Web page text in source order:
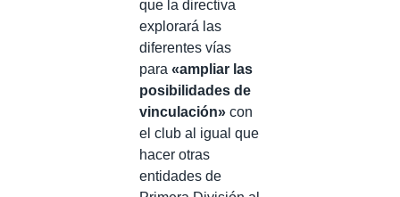
que la directiva
explorará las
diferentes vías
para «ampliar las
posibilidades de
vinculación» con
el club al igual que
hacer otras
entidades de